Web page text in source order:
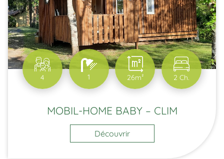
4 1 26m² 2 Ch.
MOBIL-HOME BABY – CLIM
Découvrir